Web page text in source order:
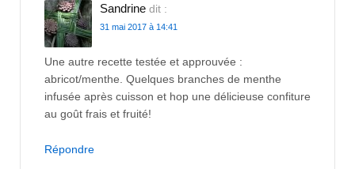
Sandrine dit :
31 mai 2017 à 14:41
Une autre recette testée et approuvée :
abricot/menthe. Quelques branches de menthe
infusée après cuisson et hop une délicieuse confiture
au goût frais et fruité!
Répondre